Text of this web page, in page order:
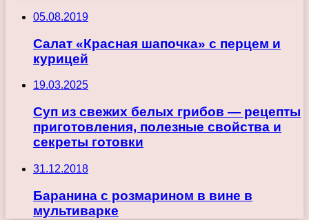
05.08.2019
Салат «Красная шапочка» с перцем и
курицей
19.03.2025
Суп из свежих белых грибов — рецепты
приготовления, полезные свойства и
секреты готовки
31.12.2018
Баранина с розмарином в вине в
мультиварке